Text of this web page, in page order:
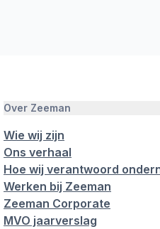
Over Zeeman
Wie wij zijn
Ons verhaal
Hoe wij verantwoord
Werken bij Zeeman
Zeeman Corporate
MVO jaarverslag